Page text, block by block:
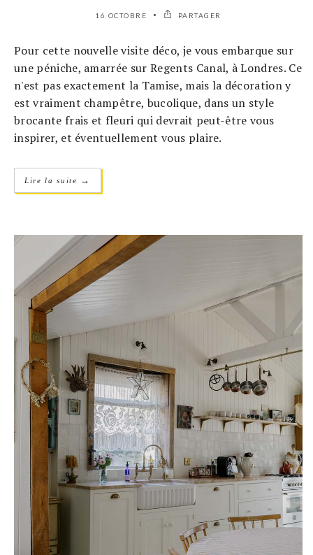
16 OCTOBRE PARTAGER
Pour cette nouvelle visite déco, je vous embarque sur
une péniche, amarrée sur Regents Canal, à Londres. Ce
n'est pas exactement la Tamise, mais la décoration y
est vraiment champêtre, bucolique, dans un style
brocante frais et fleuri qui devrait peut-être vous
inspirer, et éventuellement vous plaire.
Lire la suite →